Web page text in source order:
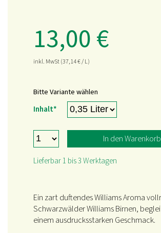
13,00€
inkl. MwSt(37,14€/ L)
Bitte Variante wählen
Pflichtfeld
Inhalt*
In den Warenkorb
Lieferbar 1 bis 3 Werktagen
Ein zart duftendes Williams Aroma
Schwarzwälder Williams Birnen,
einem ausdrucksstarken Geschmack.